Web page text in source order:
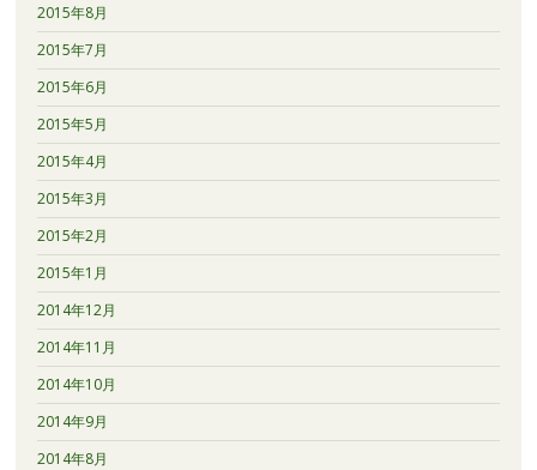
2015年8月
2015年7月
2015年6月
2015年5月
2015年4月
2015年3月
2015年2月
2015年1月
2014年12月
2014年11月
2014年10月
2014年9月
2014年8月